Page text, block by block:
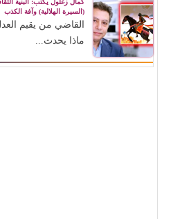
(السيرة الهلالية) وآفة الكذب
القاضي من يقيم
ماذا يحدث...